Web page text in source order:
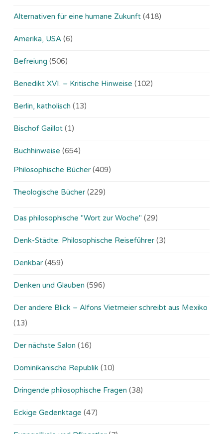
Alternativen für eine humane Zukunft (418)
Amerika, USA (6)
Befreiung (506)
Benedikt XVI. – Kritische Hinweise (102)
Berlin, katholisch (13)
Bischof Gaillot (1)
Buchhinweise (654)
Philosophische Bücher (409)
Theologische Bücher (229)
Das philosophische "Wort zur Woche" (29)
Denk-Städte: Philosophische Reiseführer (3)
Denkbar (459)
Denken und Glauben (596)
Der andere Blick – Alfons Vietmeier schreibt aus Mexiko
(13)
Der nächste Salon (16)
Dominikanische Republik (10)
Dringende philosophische Fragen (38)
Eckige Gedenktage (47)